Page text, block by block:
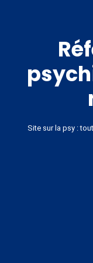
Site sur la psy :